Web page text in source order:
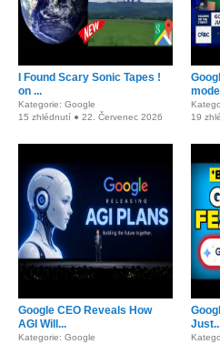
I Found Scary Sonic Tapes !
on ...
Kategorie: Google
15 zhlédnutí ● 22. Červenec 2026
19
Google CEO Reveals How
AGI Will...
Kategorie: Google